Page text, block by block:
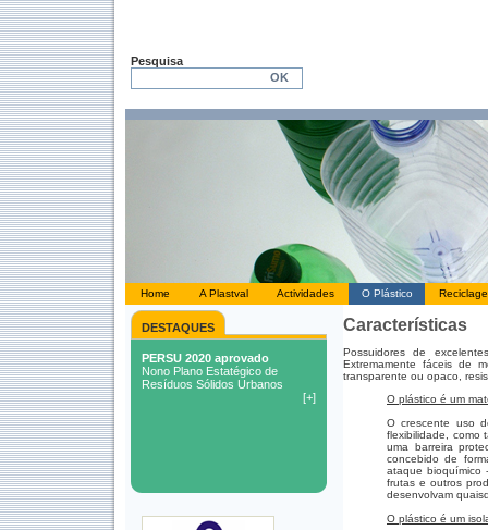
Pesquisa
Home A Plastval Actividades O Plástico
DESTAQUES Características
Possuidores de
Extremamente fáceis de
transparente ou opaco,
O plástico é um
O crescente uso
flexibilidade, como
uma barreira
concebido de
ataque bioquímico
frutas e outros
desenvolvam
O plástico é um